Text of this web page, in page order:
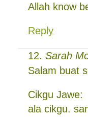
Allah know
Reply
Sarah
Salam buat
Cikgu Jawe:
ala cikgu.